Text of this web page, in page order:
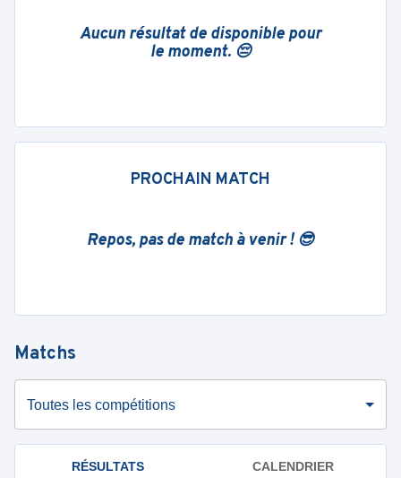
Aucun résultat de disponible pour
le moment. 😔
PROCHAIN MATCH
Repos, pas de match à venir ! 😎
Matchs
Toutes les compétitions
RÉSULTATS CALENDRIER